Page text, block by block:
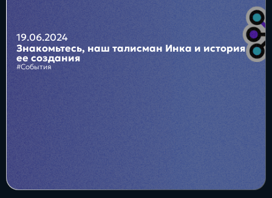
19.06.2024
Знакомьтесь, наш талисман Инка и история
ее создания
#События